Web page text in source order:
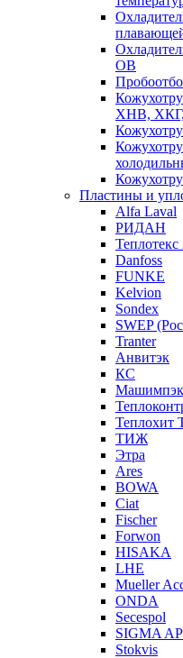
ОВ
ХНВ,
Пластины и
Alfa Laval
РИДАН
Danfoss
FUNKE
Kelvion
Sondex
SWEP
Tranter
Анвитэк
КС
Теплохит
ТИЖ
Этра
Ares
BOWA
Ciat
Fischer
Forwon
HISAKA
LHE
Mueller
ONDA
Secespol
SIGMA
Stokvis